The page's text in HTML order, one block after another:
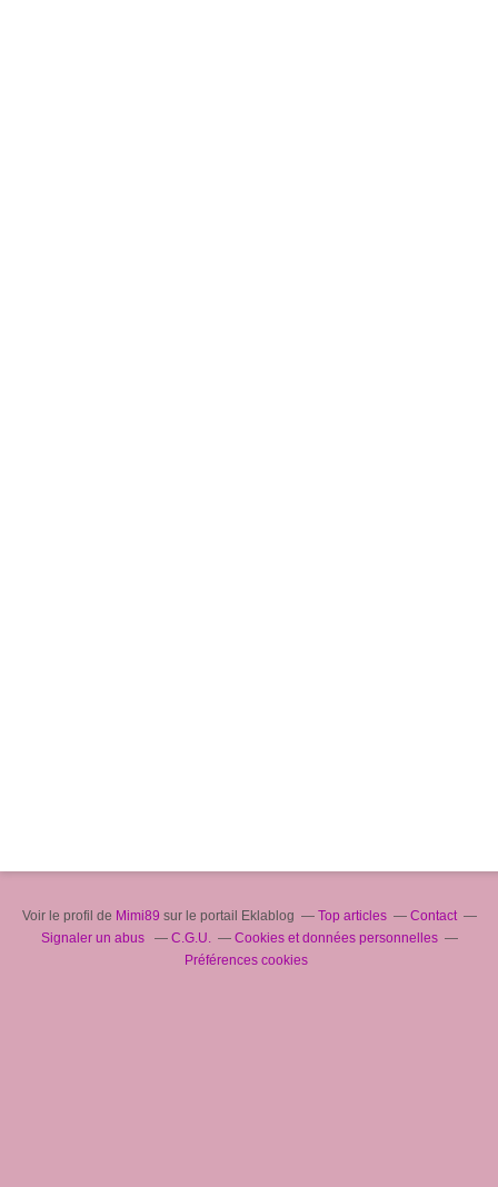
Voir le profil de Mimi89 sur le portail Eklablog Top articles
Contact
Signaler un abus
C.G.U.
Cookies et données personnelles
Préférences cookies